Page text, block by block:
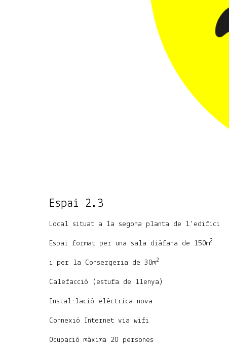
Espai 2.3
Local situat a la segona planta de l’edifici
Espai format per una sala diàfana de 150m2
i per la Consergeria de 30m2
Calefacció (estufa de llenya)
Instal·lació elèctrica nova
Connexió Internet via wifi
Ocupació màxima 20 persones